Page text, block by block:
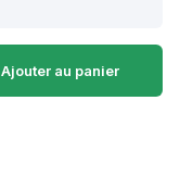
Ajouter au panier